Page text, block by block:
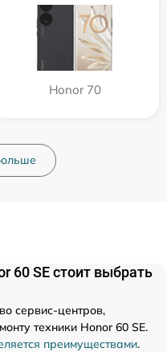
Honor 70
60 SE стоит выбрать
сервис-центров,
техники Honor 60 SE.
преимуществами.